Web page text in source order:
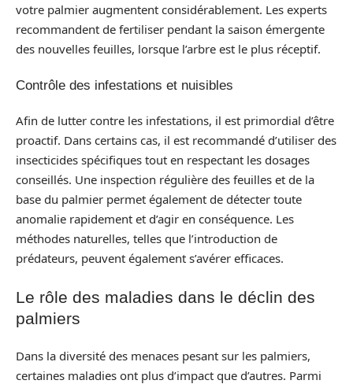
votre palmier augmentent considérablement. Les experts
recommandent de fertiliser pendant la saison émergente
des nouvelles feuilles, lorsque l’arbre est le plus réceptif.
Contrôle des infestations et nuisibles
Afin de lutter contre les infestations, il est primordial d’être
proactif. Dans certains cas, il est recommandé d’utiliser des
insecticides spécifiques tout en respectant les dosages
conseillés. Une inspection régulière des feuilles et de la
base du palmier permet également de détecter toute
anomalie rapidement et d’agir en conséquence. Les
méthodes naturelles, telles que l’introduction de
prédateurs, peuvent également s’avérer efficaces.
Le rôle des maladies dans le déclin des
palmiers
Dans la diversité des menaces pesant sur les palmiers,
certaines maladies ont plus d’impact que d’autres. Parmi